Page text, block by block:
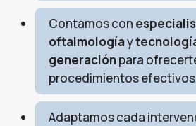
Contamos con
oftalmologíay
generaciónpara
procedimientos
Adaptamos cada